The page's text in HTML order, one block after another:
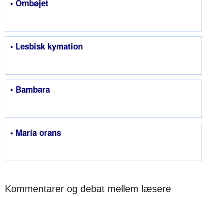
• Ombøjet
• Lesbisk kymation
• Bambara
• Maria orans
Kommentarer og debat mellem læsere